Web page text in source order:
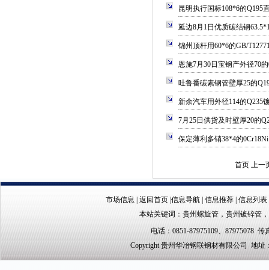
昆明执行国标108*6的Q195
延边8月1日优质碳结钢
锦州顶杆用60*6的GB/
恩施7月30日宝钢产外径70
吐鲁番碳素钢管壁厚25的
新余汽车用外径114的Q235
7月25日供货及时壁厚20的
保定薄利多销38*4的
首页 上一
市场信息 返回首页| 信息导航| 信息推荐| 信息列表
本站关键词： 贵州螺旋管 ， 贵州镀锌管 ，
电话：0851-87975109、87975078
Copyright 贵州华冶钢联钢材有限公司 地